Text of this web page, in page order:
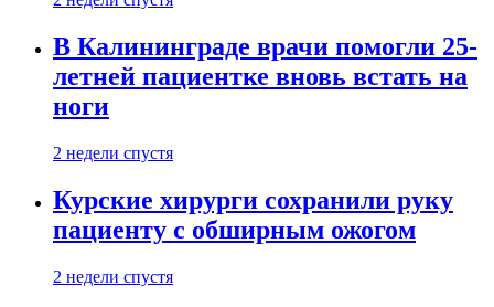
В Калининграде врачи помогли 25-
летней пациентке вновь встать на
ноги
2 недели спустя
Курские хирурги сохранили руку
пациенту с обширным ожогом
2 недели спустя